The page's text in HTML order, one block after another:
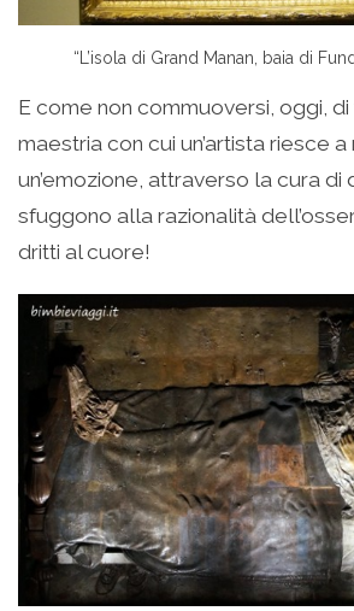
“L’isola di Grand Manan, baia di
E come non commuoversi, oggi,
maestria con cui un’artista riesce
un’emozione, attraverso la cura di
sfuggono alla razionalità
dritti al cuore!